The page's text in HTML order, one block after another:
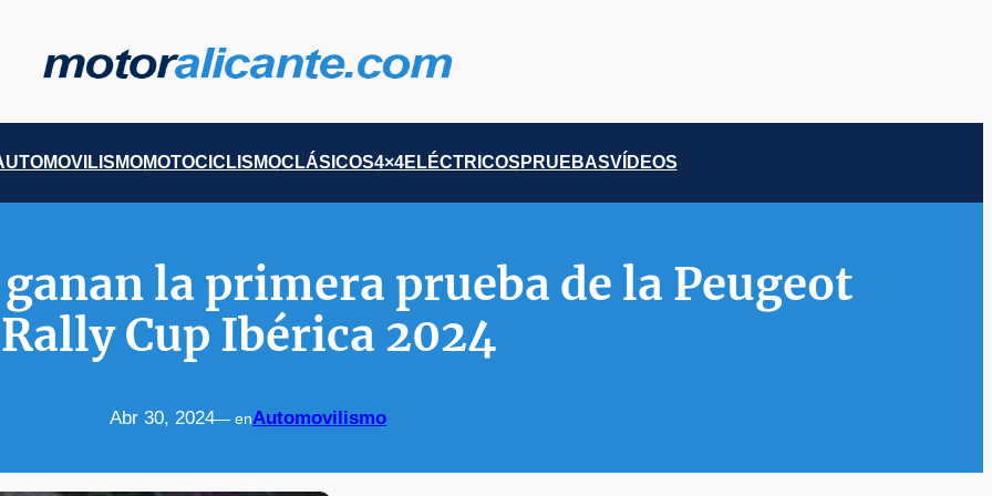
MOTOCICLISMOCLÁSICOS4×4ELÉCTRICOS PRUEBASVÍDEOS
la primera prueba de la Peugeot
Rally Cup Ibérica 2024
Abr 30, 2024— enAutomovilismo